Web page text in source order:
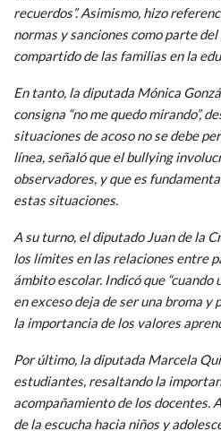
recuerdos”. Asimismo, hizo
normas y sanciones como parte
compartido de las familias en la
En tanto, la diputada Mónica
consigna “no me quedo mirando”,
situaciones de acoso no se debe
línea, señaló que el bullying
observadores, y que es
estas situaciones.
A su turno, el diputado Juan de la
los límites en las relaciones entre
ámbito escolar. Indicó que
en exceso deja de ser una broma y
la importancia de los valores
Por último, la diputada Marcela
estudiantes, resaltando la
acompañamiento de los docentes.
de la escucha hacia niños y